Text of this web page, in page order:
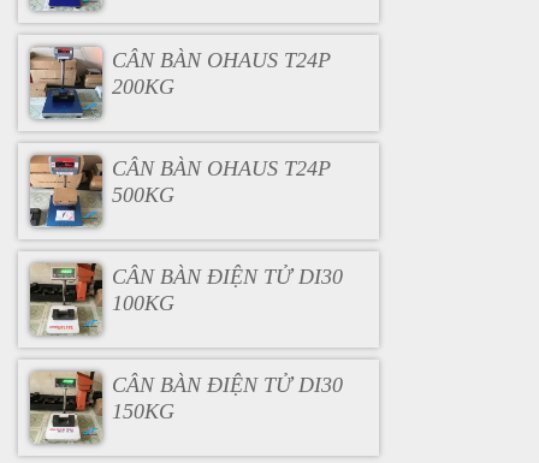
CÂN BÀN OHAUS T24P
200KG
CÂN BÀN OHAUS T24P
500KG
CÂN BÀN ĐIỆN TỬ DI30
100KG
CÂN BÀN ĐIỆN TỬ DI30
150KG